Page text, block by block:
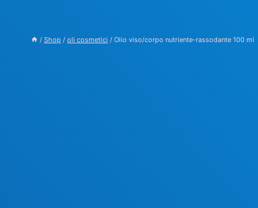
/ Shop / oli cosmetici / Olio viso/corpo nutriente-rassodante 100 ml